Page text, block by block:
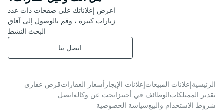
اعرض إعلاناتك على صفحات ذات عدد
زيارات كبيرة ، وقم بالوصول إلى آفاق
البحث النشط
اتصل بنا
الرئيسيةإعلانات المبيعاتإعلانات الإيجار أسعار العقاراتقرض عقاري
تقدير الممتلكاتالوظائف في أجينز ابحث عن وكالةاتصل
شروط الاستخدام والبيعسياسة الخصوصية